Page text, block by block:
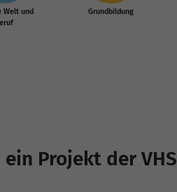
Welt und
Grundbildung
Projekt der VHS